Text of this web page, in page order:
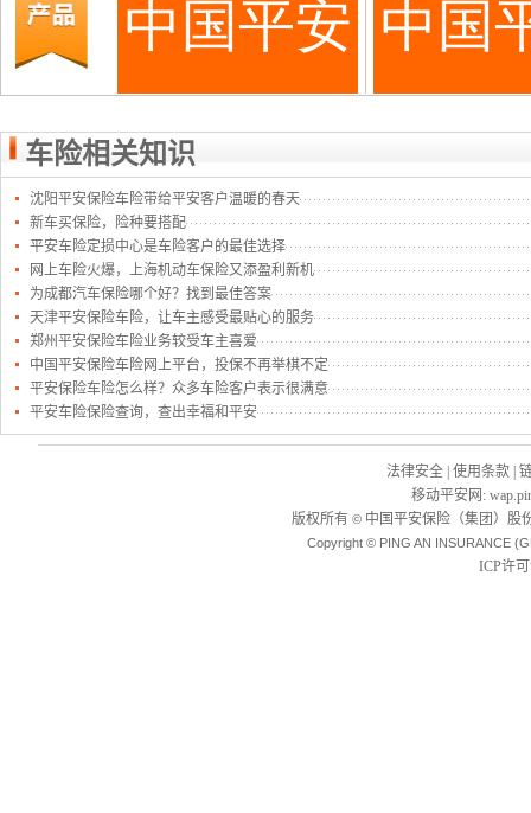
车险相关知识
沈阳平安保险车险带给平安客户温暖的春天
新车买保险，险种要搭配
平安车险定损中心是车险客户的最佳选择
网上车险火爆，上海机动车保险又添盈利新机
为成都汽车保险哪个好？找到最佳答案
天津平安保险车险，让车主感受最贴心的服务
郑州平安保险车险业务较受车主喜爱
中国平安保险车险网上平台，投保不再举棋不定
平安保险车险怎么样？众多车险客户表示很满意
平安车险保险查询，查出幸福和平安
法律安全 使用条款
移动平安网 :
版权所有 ©中国平安保险（集团）股
Copyright © PING AN INSURANCE
ICP许